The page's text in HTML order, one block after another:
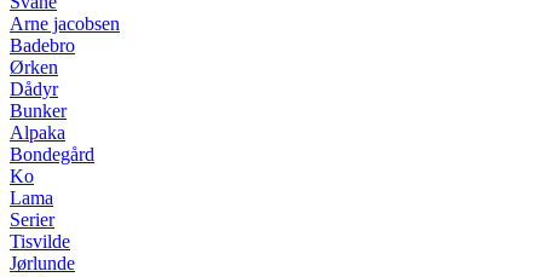
Arne jacobsen
Badebro
Ørken
Dådyr
Bunker
Alpaka
Bondegård
Ko
Lama
Serier
Tisvilde
Jørlunde